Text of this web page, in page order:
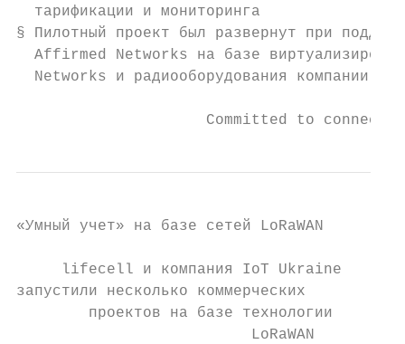
  тарификации и мониторинга
§ Пилотный проект был развернут при
Affirmed Networks на базе
Networks и радиооборудования компании
Committed to
«Умный учет» на базе сетей LoRaWAN
     lifecell и компания IoT Ukraine
запустили несколько коммерческих
        проектов на базе технологии
                          LoRaWAN